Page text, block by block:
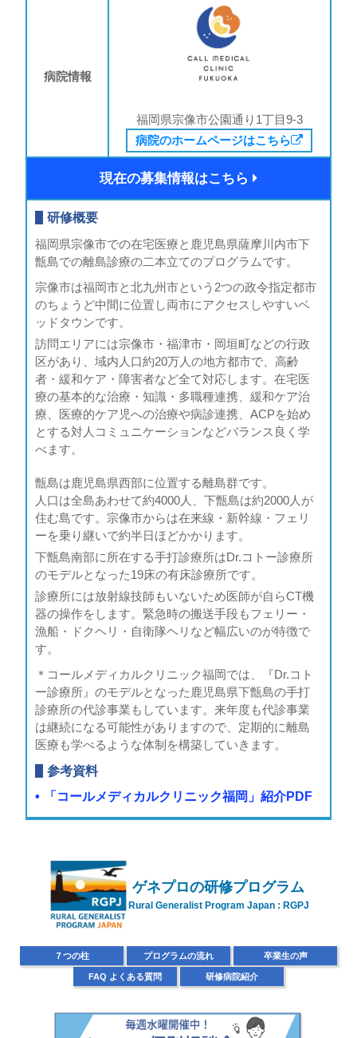
病院情報
福岡県宗像市公園通り1丁目9-3
病院のホームページはこちら
現在の募集情報はこちら
研修概要
福岡県宗像市での在宅医療と鹿児島県薩摩川内市下
甑島での離島診療の二本立てのプログラムです。
宗像市は福岡市と北九州市という2つの政令指定都市
のちょうど中間に位置し両市にアクセスしやすいベ
ッドタウンです。
訪問エリアには宗像市・福津市・岡垣町などの行政
区があり、域内人口約20万人の地方都市で、高齢
者・緩和ケア・障害者など全て対応します。在宅医
療の基本的な治療・知識・多職種連携、緩和ケア治
療、医療的ケア児への治療や病診連携、ACPを始め
とする対人コミュニケーションなどバランス良く学
べます。
甑島は鹿児島県西部に位置する離島群です。
人口は全島あわせて約4000人、下甑島は約2000人が
住む島です。宗像市からは在来線・新幹線・フェリ
ーを乗り継いで約半日ほどかかります。
下甑島南部に所在する手打診療所はDr.コトー診療所
のモデルとなった19床の有床診療所です。
診療所には放射線技師もいないため医師が自らCT機
器の操作をします。緊急時の搬送手段もフェリー・
漁船・ドクヘリ・自衛隊ヘリなど幅広いのが特徴で
す。
＊コールメディカルクリニック福岡では、『Dr.コト
ー診療所』のモデルとなった鹿児島県下甑島の手打
診療所の代診事業もしています。来年度も代診事業
は継続になる可能性がありますので、定期的に離島
医療も学べるような体制を構築していきます。
参考資料
「コールメディカルクリニック福岡」紹介PDF
ゲネプロの研修プログラム
Rural Generalist Program Japan : RGPJ
７つの柱 プログラムの流れ 卒業生の声
FAQ よくある質問 研修病院紹介